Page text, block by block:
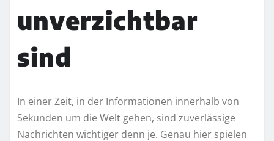
unverzichtbar
sind
In einer Zeit, in der Informationen innerhalb von
Sekunden um die Welt gehen, sind zuverlässige
Nachrichten wichtiger denn je. Genau hier spielen